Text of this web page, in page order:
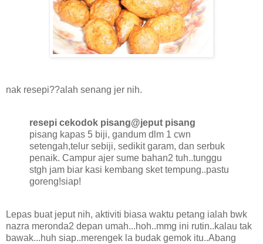
nak resepi??alah senang jer nih.
resepi cekodok pisang@jeput pisang
pisang kapas 5 biji, gandum dlm 1 cwn
setengah,telur sebiji, sedikit garam, dan serbuk
penaik. Campur ajer sume bahan2 tuh..tunggu
stgh jam biar kasi kembang sket tempung..pastu
goreng!siap!
Lepas buat jeput nih, aktiviti biasa waktu petang ialah bwk
nazra meronda2 depan umah...hoh..mmg ini rutin..kalau tak
bawak...huh siap..merengek la budak gemok itu..Abang